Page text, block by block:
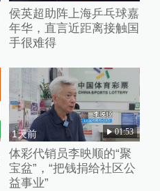
侯英超助阵上海乒乓球嘉
年华，直言近距离接触国
手很难得
1天前 01:53
体彩代销员李映顺的“聚
宝盆”，“把钱捐给社区公
益事业”